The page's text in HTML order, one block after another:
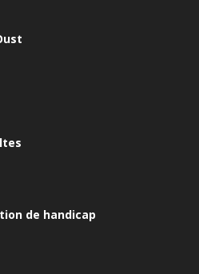
de handicap